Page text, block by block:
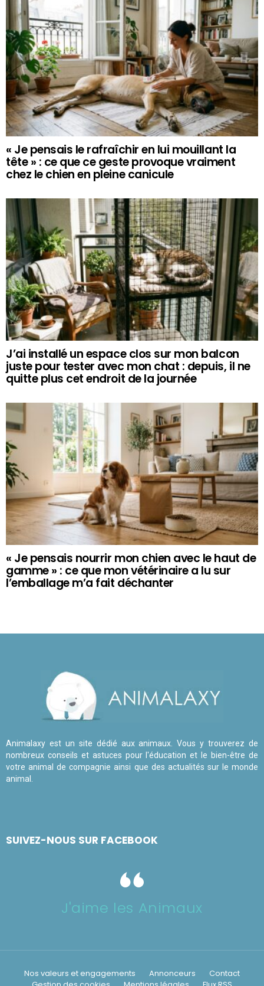
« Je pensais le rafraîchir en lui mouillant la
tête » : ce que ce geste provoque vraiment
chez le chien en pleine canicule
J’ai installé un espace clos sur mon balcon
juste pour tester avec mon chat : depuis, il ne
quitte plus cet endroit de la journée
« Je pensais nourrir mon chien avec le haut de
gamme » : ce que mon vétérinaire a lu sur
l’emballage m’a fait déchanter
Animalaxy est un site dédié aux animaux. Vous y trouverez de
nombreux conseils et astuces pour l'éducation et le bien-être de
votre animal de compagnie ainsi que des actualités sur le monde
animal.
SUIVEZ-NOUS SUR FACEBOOK
J'aime les Animaux
Nos valeurs et engagements Annonceurs
Contact